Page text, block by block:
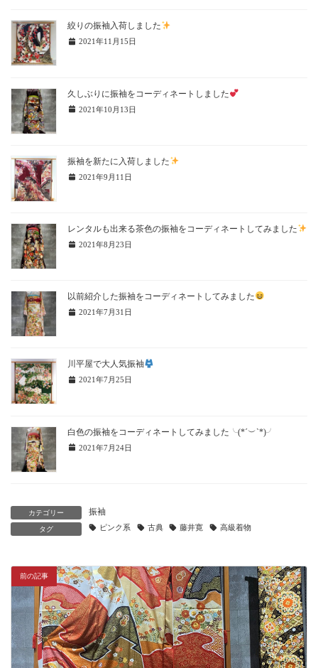
絞りの振袖入荷しました
2021年11月15日
久しぶりに振袖をコーディネートしました
2021年10月13日
振袖を新たに入荷しました
2021年9月11日
レンタルも出来る茶色の振袖をコーディネートしてみました
2021年8月23日
以前紹介した振袖をコーディネートしてみました
2021年7月31日
川平屋で大人気振袖
2021年7月25日
白色の振袖をコーディネートしてみました╰(*´︶`*)╯
2021年7月24日
カテゴリー 振袖
タグ ピンク系 古典 藤井寛 高級着物
前の記事